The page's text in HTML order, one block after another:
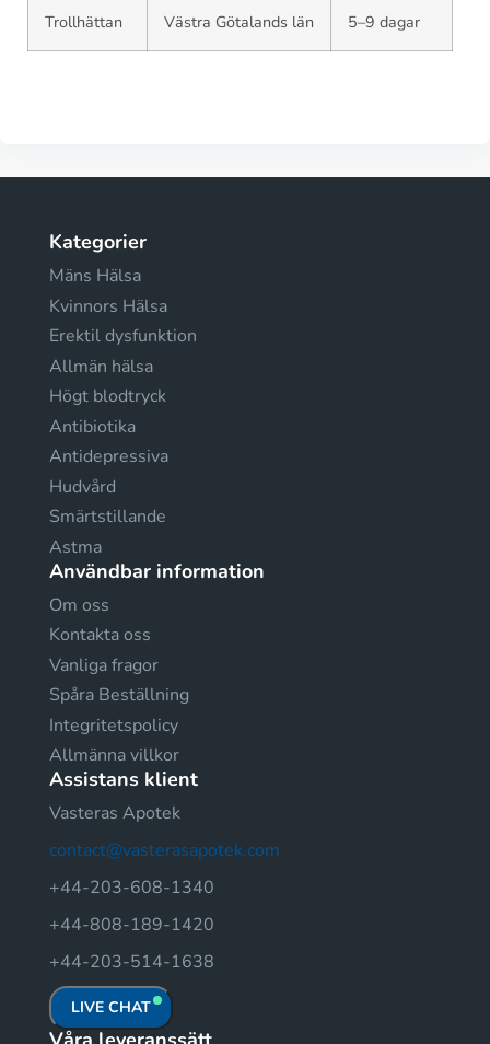
Trollhättan Västra Götalands län 5–9 dagar
Kategorier
Mäns Hälsa
Kvinnors Hälsa
Erektil dysfunktion
Allmän hälsa
Högt blodtryck
Antibiotika
Antidepressiva
Hudvård
Smärtstillande
Astma
Användbar information
Om oss
Kontakta oss
Vanliga fragor
Spåra Beställning
Integritetspolicy
Allmänna villkor
Assistans klient
Vasteras Apotek
contact@vasterasapotek.com
+44-203-608-1340
+44-808-189-1420
+44-203-514-1638
LIVE CHAT